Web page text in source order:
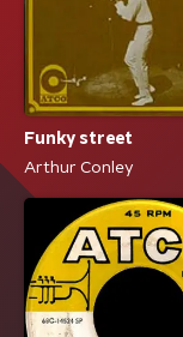
Funky street
Arthur Conley